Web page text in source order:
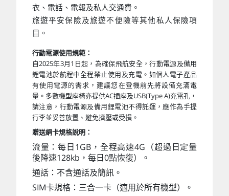
衣、電話、電報及私人交通費。
旅遊平安保險及旅遊不便險等其他私人保險項
目。
行動電源使用規範：
自2025年3月1日起，為確保飛航安全，行動電源及備用
鋰電池於航程中全程禁止使用及充電。如個人電子產品
有使用電源的需求，建議您在登機前先將設備充滿電
量。多數機型座椅亦提供AC插座及USB(Type A)充電孔，
請注意，行動電源及備用鋰電池不得託運，應作為手提
行李並妥善放置、避免擠壓或受損。
贈送網卡規格說明：
流量：每日1GB，全程高速4G（超過日定量
後降速128kb，每日0點恢復）。
通話：不含通話及簡訊。
SIM卡規格：三合一卡（適用於所有機型）。